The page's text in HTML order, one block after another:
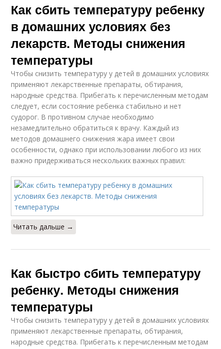
Как сбить температуру ребенку
в домашних условиях без
лекарств. Методы снижения
температуры
Чтобы снизить температуру у детей в домашних условиях
применяют лекарственные препараты, обтирания,
народные средства. Прибегать к перечисленным методам
следует, если состояние ребенка стабильно и нет
судорог. В противном случае необходимо
незамедлительно обратиться к врачу. Каждый из
методов домашнего снижения жара имеет свои
особенности, однако при использовании любого из них
важно придерживаться нескольких важных правил:
Читать дальше →
Как быстро сбить температуру
ребенку. Методы снижения
температуры
Чтобы снизить температуру у детей в домашних условиях
применяют лекарственные препараты, обтирания,
народные средства. Прибегать к перечисленным методам